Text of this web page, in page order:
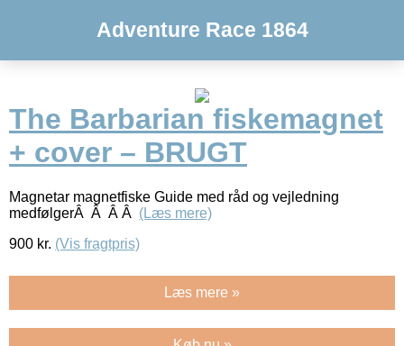
Adventure Race 1864
The Barbarian fiskemagnet
+ cover – BRUGT
Magnetar magnetfiske Guide med råd og vejledning
medfølgerÂ Â Â Â (Læs mere)
900 kr. (Vis fragtpris)
Læs mere »